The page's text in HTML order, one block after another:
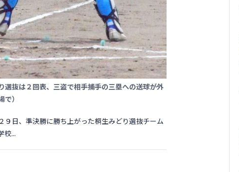
選抜は２回表、三盗で相手捕手の三塁への送球が外
）
日、準決勝に勝ち上がった桐生みどり選抜チーム
校...